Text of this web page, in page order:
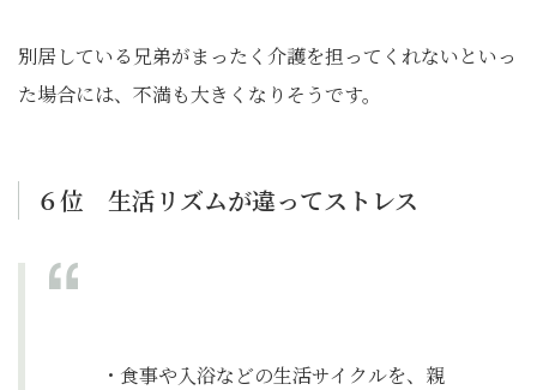
別居している兄弟がまったく介護を担ってくれないといっ
た場合には、不満も大きくなりそうです。
６位 生活リズムが違ってストレス
・食事や入浴などの生活サイクルを、親